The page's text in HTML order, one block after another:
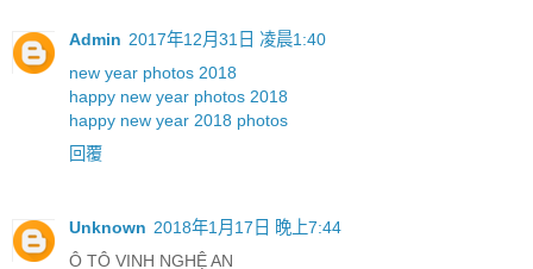
Admin 2017年12月31日 凌晨1:40
new year photos 2018
happy new year photos 2018
happy new year 2018 photos
回覆
Unknown 2018年1月17日 晚上7:44
Ô TÔ VINH NGHỆ AN